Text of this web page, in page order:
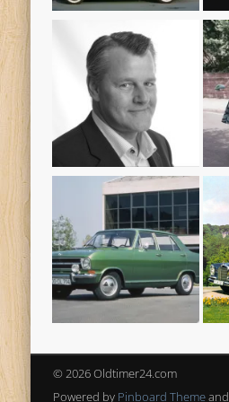
© 2026 Oldtimer24.com
Powered by Pinboard Themeand